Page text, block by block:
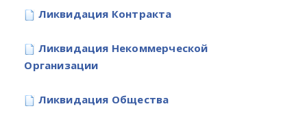
Ликвидация Контракта
Ликвидация Некоммерческой
Организации
Ликвидация Общества